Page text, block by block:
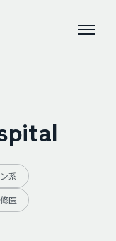
系
医